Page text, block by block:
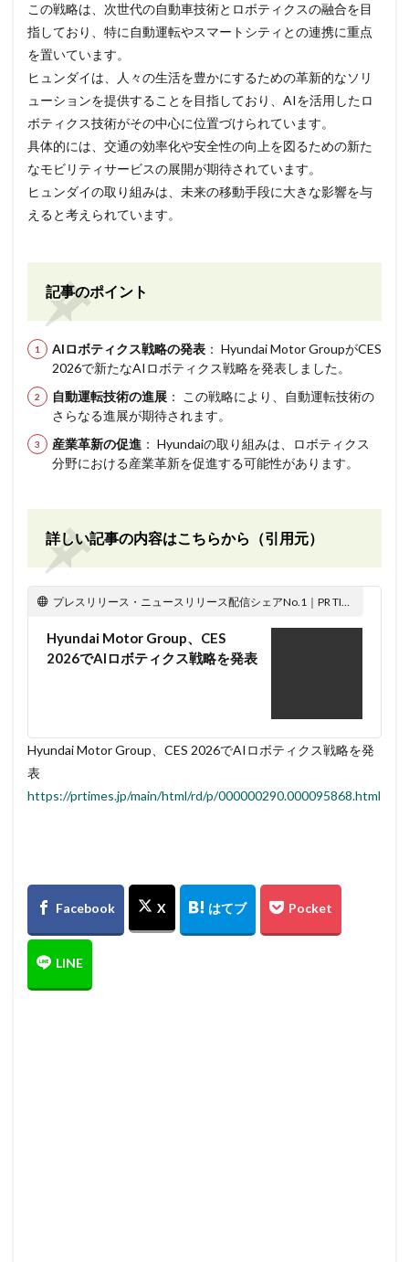
この戦略は、次世代の自動車技術とロボティクスの融合を目
指しており、特に自動運転やスマートシティとの連携に重点
を置いています。
ヒュンダイは、人々の生活を豊かにするための革新的なソリ
ューションを提供することを目指しており、AIを活用したロ
ボティクス技術がその中心に位置づけられています。
具体的には、交通の効率化や安全性の向上を図るための新た
なモビリティサービスの展開が期待されています。
ヒュンダイの取り組みは、未来の移動手段に大きな影響を与
えると考えられています。
記事のポイント
AIロボティクス戦略の発表 ： Hyundai Motor GroupがCES
2026で新たなAIロボティクス戦略を発表しました。
自動運転技術の進展 ： この戦略により、自動運転技術の
さらなる進展が期待されます。
産業革新の促進 ： Hyundaiの取り組みは、ロボティクス
分野における産業革新を促進する可能性があります。
詳しい記事の内容はこちらから（引用元）
プレスリリース・ニュースリリース配信シェアNo.1｜PR TIMES
Hyundai Motor Group、CES
2026でAIロボティクス戦略を発表
Hyundai Motor Group、CES 2026でAIロボティクス戦略を発
表
https://prtimes.jp/main/html/rd/p/000000290.000095868.html